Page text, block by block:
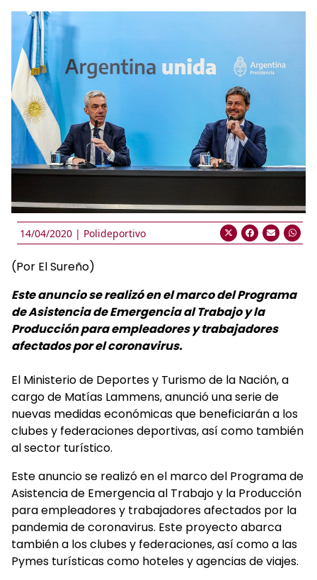
14/04/2020 | Polideportivo
(Por El Sureño)
Este anuncio se realizó en el marco del Programa
de Asistencia de Emergencia al Trabajo y la
Producción para empleadores y trabajadores
afectados por el coronavirus.
El Ministerio de Deportes y Turismo de la Nación, a
cargo de Matías Lammens, anunció una serie de
nuevas medidas económicas que beneficiarán a los
clubes y federaciones deportivas, así como también
al sector turístico.
Este anuncio se realizó en el marco del Programa de
Asistencia de Emergencia al Trabajo y la Producción
para empleadores y trabajadores afectados por la
pandemia de coronavirus. Este proyecto abarca
también a los clubes y federaciones, así como a las
Pymes turísticas como hoteles y agencias de viajes.